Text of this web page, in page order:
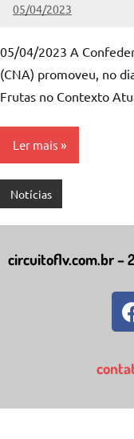
05/04/2023
Edunog
Nenhum
05/04/2023 A
(CNA) promoveu, no
Frutas no Contexto
Ler mais
Notícias
circuitoflv.com.br –